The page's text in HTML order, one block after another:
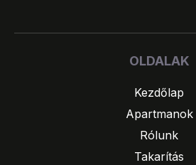
OLDALAK
Kezdőlap
Apartmanok
Rólunk
Takarítás